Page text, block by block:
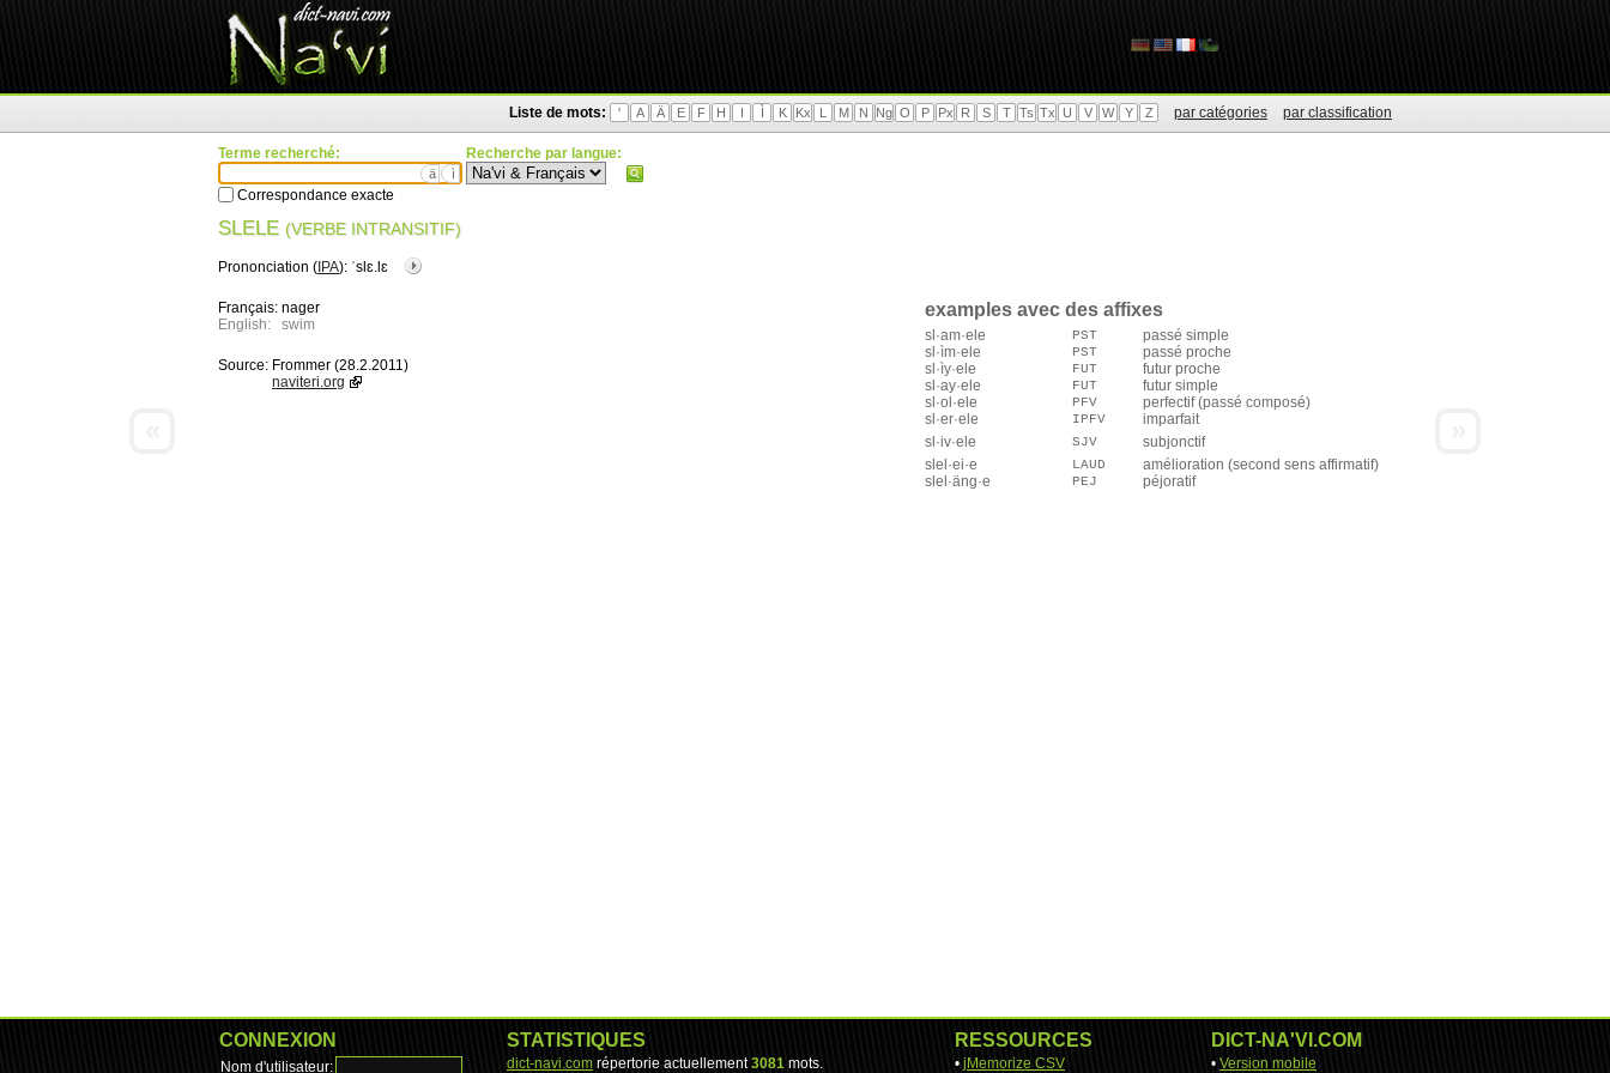
Liste de mots: ' A Ä E F H I Ì K Kx L M N Ng O P Px R S T Ts Tx U V W Y Z par catégories par classification
Terme recherché:
ä ì
Correspondance exacte
Recherche par langue:
SLELE (VERBE INTRANSITIF)
Prononciation ( IPA): ˈslɛ.lɛ
Français: nager
English:
swim
Source: Frommer (28.2.2011)
naviteri.org
examples avec des affixes
sl·am·ele PST
passé simple
sl·ìm·ele
PST
passé proche
sl·ìy·ele
FUT
futur proche
sl·ay·ele
FUT
futur simple
sl·ol·ele
PFV
perfectif (passé composé)
sl·er·ele
IPFV
imparfait
sl·iv·ele
SJV
subjonctif
slel·ei·e
LAUD
amélioration (second sens affirmatif)
slel·äng·e
PEJ péjoratif
CONNEXION
Nom d'utilisateur:
STATISTIQUES
dict-navi.com répertorie actuellement3081 mots.
RESSOURCES
• jMemorize CSV
DICT-NA'VI.COM
• Version mobile